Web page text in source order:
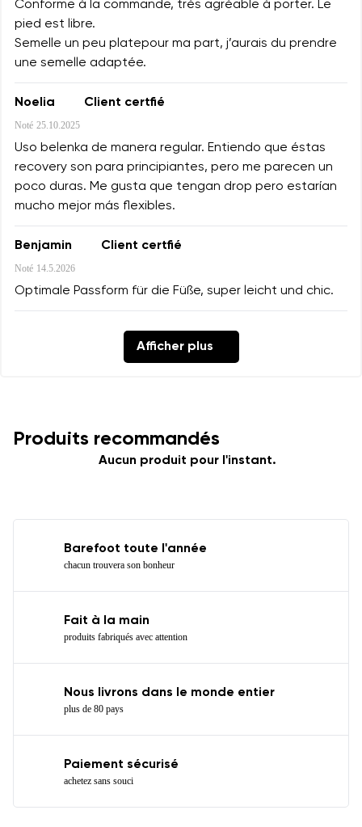
Conforme à la commande, trés agréable à porter. Le
pied est libre.
Semelle un peu platepour ma part, j’aurais du prendre
une semelle adaptée.
Noelia Client certfié
Noté 25.10.2025
Uso belenka de manera regular. Entiendo que éstas
recovery son para principiantes, pero me parecen un
poco duras. Me gusta que tengan drop pero estarían
mucho mejor más flexibles.
Benjamin Client certfié
Noté 14.5.2026
Optimale Passform für die Füße, super leicht und chic.
Afficher plus
Produits recommandés
Aucun produit pour l'instant.
Barefoot toute l'année
chacun trouvera son bonheur
Fait à la main
produits fabriqués avec attention
Nous livrons dans le monde entier
plus de 80 pays
Paiement sécurisé
achetez sans souci